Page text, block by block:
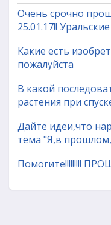
Очень срочно
25.01.17!!
Какие есть
пожалуйста
В какой
растения при
Дайте идеи,что
тема "Я,в
Помогите!!!!!!!!!